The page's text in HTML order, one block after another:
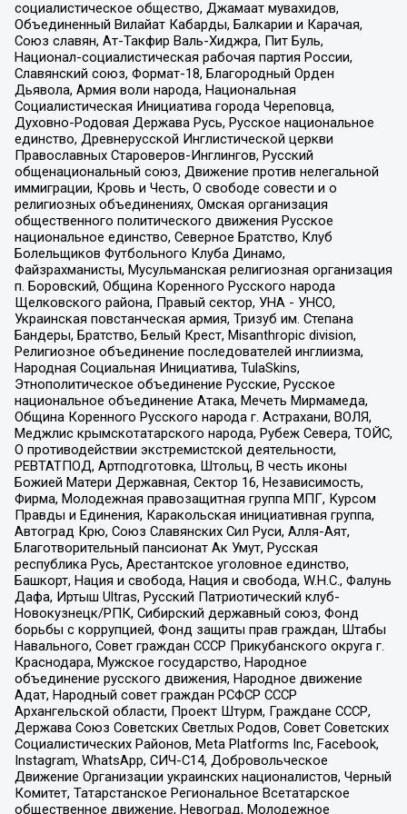
социалистическое общество, Джамаат мувахидов,
Объединенный Вилайат Кабарды, Балкарии и Карачая,
Союз славян, Ат-Такфир Валь-Хиджра, Пит Буль,
Национал-социалистическая рабочая партия России,
Славянский союз, Формат-18, Благородный Орден
Дьявола, Армия воли народа, Национальная
Социалистическая Инициатива города Череповца,
Духовно-Родовая Держава Русь, Русское национальное
единство, Древнерусской Инглистической церкви
Православных Староверов-Инглингов, Русский
общенациональный союз, Движение против нелегальной
иммиграции, Кровь и Честь, О свободе совести и о
религиозных объединениях, Омская организация
общественного политического движения Русское
национальное единство, Северное Братство, Клуб
Болельщиков Футбольного Клуба Динамо,
Файзрахманисты, Мусульманская религиозная организация
п. Боровский, Община Коренного Русского народа
Щелковского района, Правый сектор, УНА - УНСО,
Украинская повстанческая армия, Тризуб им. Степана
Бандеры, Братство, Белый Крест, Misanthropic division,
Религиозное объединение последователей инглиизма,
Народная Социальная Инициатива, TulaSkins,
Этнополитическое объединение Русские, Русское
национальное объединение Атака, Мечеть Мирмамеда,
Община Коренного Русского народа г. Астрахани, ВОЛЯ,
Меджлис крымскотатарского народа, Рубеж Севера, ТОЙС,
О противодействии экстремистской деятельности,
РЕВТАТПОД, Артподготовка, Штольц, В честь иконы
Божией Матери Державная, Сектор 16, Независимость,
Фирма, Молодежная правозащитная группа МПГ, Курсом
Правды и Единения, Каракольская инициативная группа,
Автоград Крю, Союз Славянских Сил Руси, Алля-Аят,
Благотворительный пансионат Ак Умут, Русская
республика Русь, Арестантское уголовное единство,
Башкорт, Нация и свобода, Нация и свобода, W.H.С., Фалунь
Дафа, Иртыш Ultras, Русский Патриотический клуб-
Новокузнецк/РПК, Сибирский державный союз, Фонд
борьбы с коррупцией, Фонд защиты прав граждан, Штабы
Навального, Совет граждан СССР Прикубанского округа г.
Краснодара, Мужское государство, Народное
объединение русского движения, Народное движение
Адат, Народный совет граждан РСФСР СССР
Архангельской области, Проект Штурм, Граждане СССР,
Держава Союз Советских Светлых Родов, Совет Советских
Социалистических Районов, Meta Platforms Inc, Facebook,
Instagram, WhatsApp, СИЧ-С14, Добровольческое
Движение Организации украинских националистов, Черный
Комитет, Татарстанское Региональное Всетатарское
общественное движение, Невоград, Молодежное